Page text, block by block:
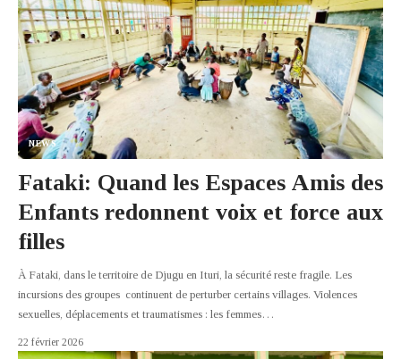
NEWS
Fataki: Quand les Espaces Amis des
Enfants redonnent voix et force aux
filles
À Fataki, dans le territoire de Djugu en Ituri, la sécurité reste fragile. Les
incursions des groupes continuent de perturber certains villages. Violences
sexuelles, déplacements et traumatismes : les femmes…
22 février 2026